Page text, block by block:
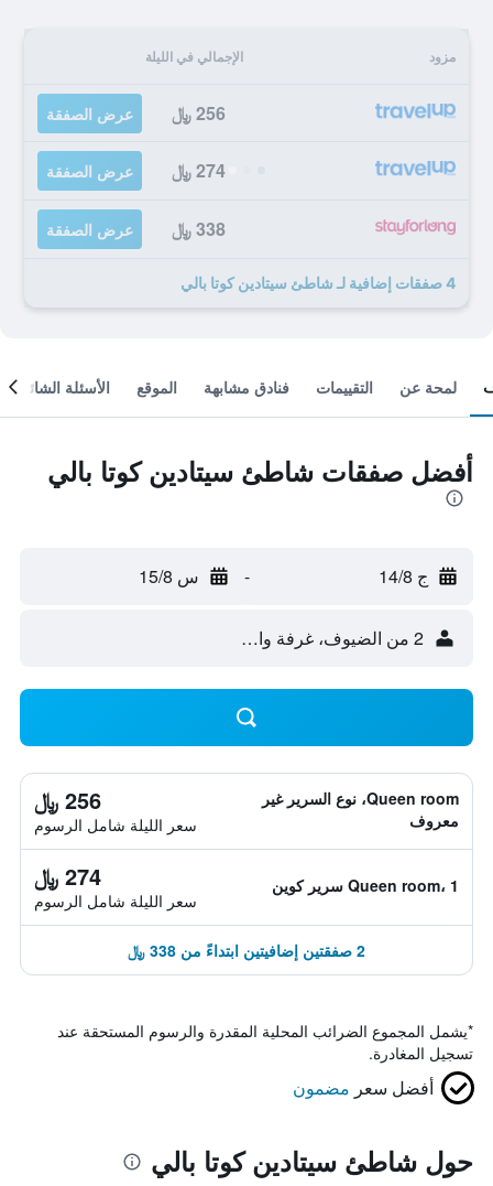
مزود الإجمالي في الليلة
256 ﷼ عرض الصفقة
274 ﷼ عرض الصفقة
338 ﷼ عرض الصفقة
4 صفقات إضافية لـ شاطئ سيتادين كوتا بالي
لمحة عن التقييمات فنادق مشابهة الموقع الأسئلة الشائعة
أفضل صفقات شاطئ سيتادين كوتا بالي
ج 14/8 - س 15/8
2 من الضيوف، غرفة واحدة
Queen room، نوع السرير غير
معروف
256 ﷼
سعر الليلة شامل الرسوم
Queen room، 1 سرير كوين 274 ﷼
سعر الليلة شامل الرسوم
2 صفقتين إضافيتين ابتداءً من 338 ﷼
*يشمل المجموع الضرائب المحلية المقدرة والرسوم المستحقة عند
تسجيل المغادرة.
أفضل سعر مضمون
حول شاطئ سيتادين كوتا بالي